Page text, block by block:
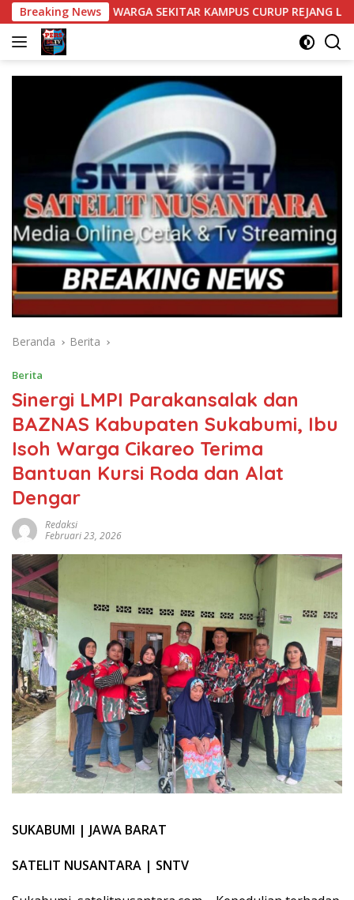
Langsung
ke
konten
Breaking News
SEKITAR KAMPUS CURUP REJANG LEBONG
Beranda Berita
Berita
Sinergi LMPI Parakansalak dan
BAZNAS Kabupaten Sukabumi, Ibu
Isoh Warga Cikareo Terima
Bantuan Kursi Roda dan Alat
Dengar
Redaksi
Februari 23, 2026
SUKABUMI | JAWA BARAT
SATELIT NUSANTARA | SNTV